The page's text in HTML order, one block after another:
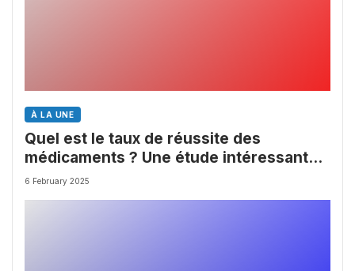
À LA UNE
Quel est le taux de réussite des
médicaments ? Une étude intéressante
chez les Big Pharmas
6 February 2025